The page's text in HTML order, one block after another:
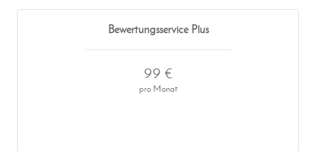
Bewertungsservice Plus
99 €
pro Monat